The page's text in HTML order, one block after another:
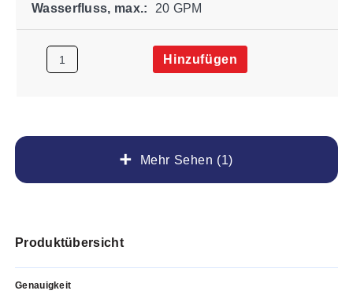
Mehr Sehen (1)
Wasserfluss, max.: 20 GPM
Hinzufügen
Produktübersicht
Genauigkeit